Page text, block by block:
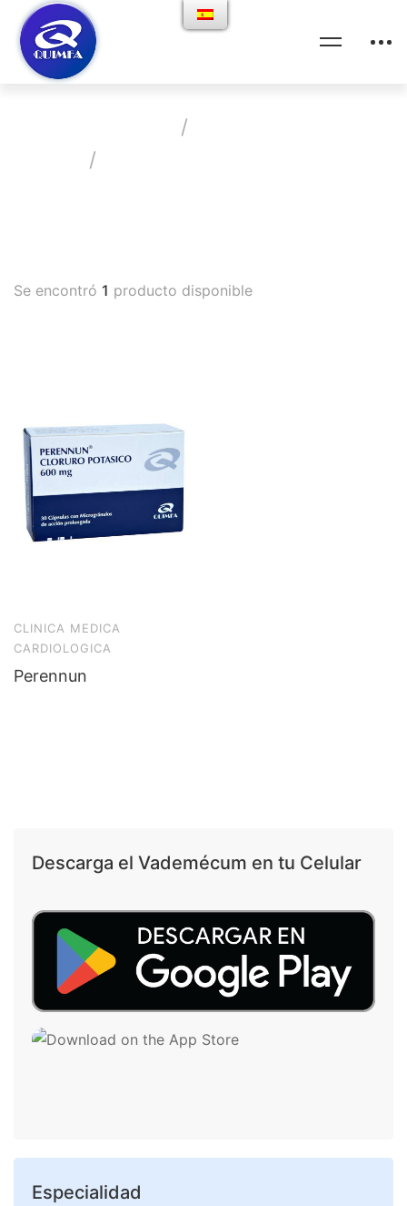
Descarga el Vademécum en tu Celular
Especialidad
Se encontró 1 producto disponible
CLINICA MEDICA
CARDIOLOGICA
Perennun